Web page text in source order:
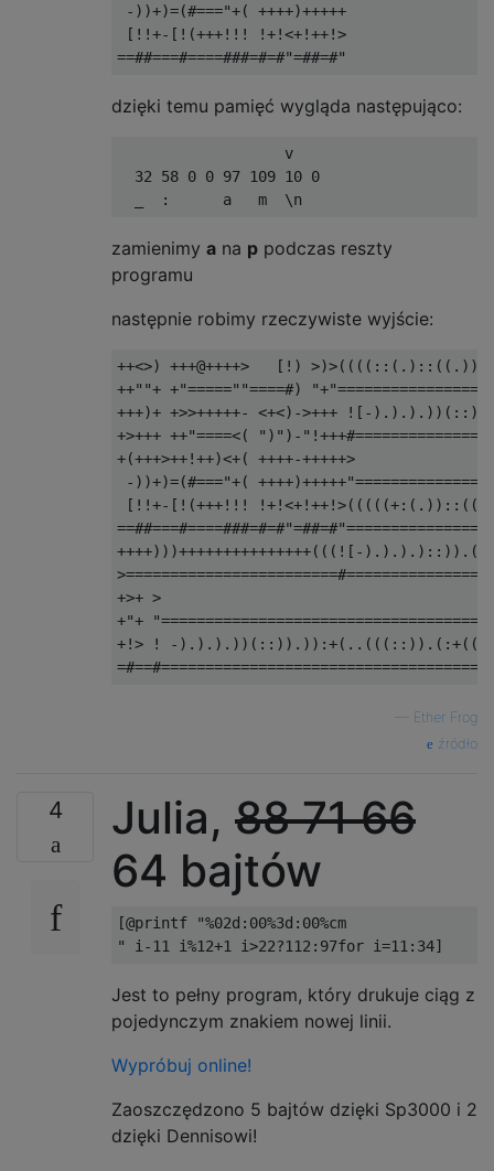
-))+)=(#==="+( ++++)+++++
[!!+-[!(+++!!! !+!<+!++!>
dzięki temu pamięć wygląda następująco:
                   v
  32 58 0 0 97 109 10 0
zamienimy a na p podczas reszty
programu
następnie robimy rzeczywiste wyjście:
++<>) +++@++++>   [!)
++""+ +"=====""====#)
+++)+ +>>+++++- <+<)->+++ ![-
+>+++ ++"====<( ")")-
+(+++>++!++)<+( ++++-+++++>
-))+)=(#==="+(
[!!+-[!(+++!!!
++++)))+++++++++++++++(((![-
+>+ >
+"+
+!> ! -
Ether Frog
źródło
4 Julia, 887166
64 bajtów
[@printf
"%02d:00%3d:00%cm
"
i -11 i%12+1 i>22?112 : 97for i=11 : 34]
Jest to pełny program, który drukuje ciąg z
pojedynczym znakiem nowej linii.
Wypróbuj online!
Zaoszczędzono 5 bajtów dzięki Sp3000 i 2
dzięki Dennisowi!